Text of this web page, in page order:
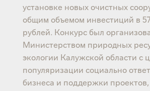
установке новых очистных
общим объемом инвестиций в
рублей. Конкурс был
Министерством природных
экологии Калужской области с
популяризации социально
бизнеса и поддержки проектов,